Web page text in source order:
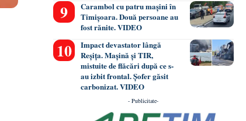
Carambol cu patru mașini în
Timișoara. Două persoane au
fost rănite. VIDEO
Impact devastator lângă
Reșița. Mașină și TIR,
mistuite de flăcări după ce s-
au izbit frontal. Șofer găsit
carbonizat. VIDEO
- Publicitate-